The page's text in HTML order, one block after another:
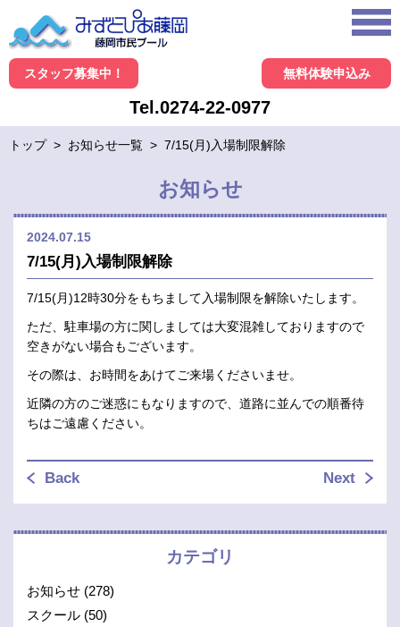
スタッフ募集中！ 無料体験申込み
Tel.0274-22-0977
トップ > お知らせ一覧 > 7/15(月)入場制限解除
お知らせ
2024.07.15
7/15(月)入場制限解除
7/15(月)12時30分をもちまして入場制限を解除いたします。
ただ、駐車場の方に関しましては大変混雑しておりますので
空きがない場合もございます。
その際は、お時間をあけてご来場くださいませ。
近隣の方のご迷惑にもなりますので、道路に並んでの順番待
ちはご遠慮ください。
Back Next
カテゴリ
お知らせ (278)
スクール (50)